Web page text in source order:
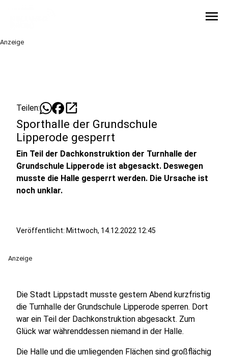
menu
Anzeige
Teilen: open_in_new
Sporthalle der Grundschule
Lipperode gesperrt
Ein Teil der Dachkonstruktion der Turnhalle der
Grundschule Lipperode ist abgesackt. Deswegen
musste die Halle gesperrt werden. Die Ursache ist
noch unklar.
Veröffentlicht: Mittwoch, 14.12.2022 12:45
Anzeige
Die Stadt Lippstadt musste gestern Abend kurzfristig
die Turnhalle der Grundschule Lipperode sperren. Dort
war ein Teil der Dachkonstruktion abgesackt. Zum
Glück war währenddessen niemand in der Halle.
Die Halle und die umliegenden Flächen sind großflächig